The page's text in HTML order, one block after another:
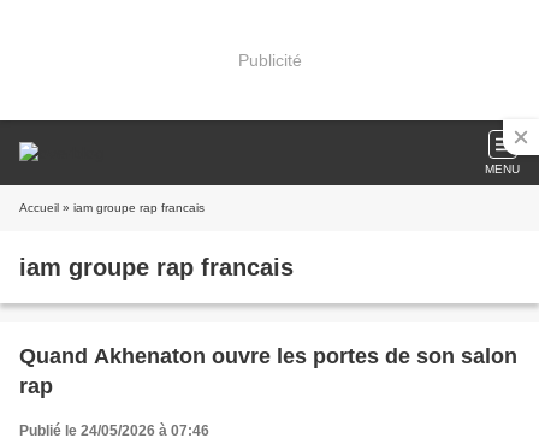
Publicité
MENU
Accueil » iam groupe rap francais
iam groupe rap francais
Quand Akhenaton ouvre les portes de son salon
rap
Publié le 24/05/2026 à 07:46